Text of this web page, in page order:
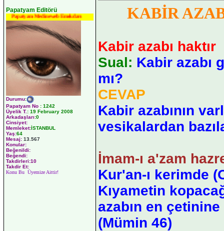
Papatyam Editörü
Papatyam Medineweb Emekdarı
Durumu:
Papatyam No : 1242
Üyelik T.: 19 February 2008
Arkadaşları:0
Cinsiyet:
Memleket:İSTANBUL
Yaş:64
Mesaj: 13.567
Konular:
Beğenildi:
Beğendi:
Takdirleri:10
Takdir Et:
Konu Bu Üyemize Aittir!
KABİR
Kabir azabı haktır
Sual: Kabir azabı
mı?
CEVAP
Kabir azabının
vesikalardan
İmam-ı a'zam
Kur'an-ı kerimde
Kıyametin
azabın en
(Mümin 46)